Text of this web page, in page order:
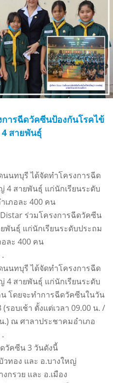
ารฉีดวัคซีนป้องกันโรคไข้
สายพันธุ์
นนทบุรี ได้จัดทำโครงการฉีด
4 สายพันธุ์ แก่นักเรียนระดับ
เภอละ 400 คน
ร่วมโครงการฉีดวัคซีน
พันธุ์ แก่นักเรียนระดับประถม
ละ 400 คน
.
นนทบุรี ได้จัดทำโครงการฉีด
4 สายพันธุ์ แก่นักเรียนระดับ
โดยจะทำการฉีดวัคซีนในวัน
รอบเช้า ตั้งแต่เวลา 09.00 น. /
.) ณ ศาลาประชาคมอำเภอ
.
วัคซีน 3 วันดังนี้
วทอง และ อ.บางใหญ่
กรวย และ อ.เมือง